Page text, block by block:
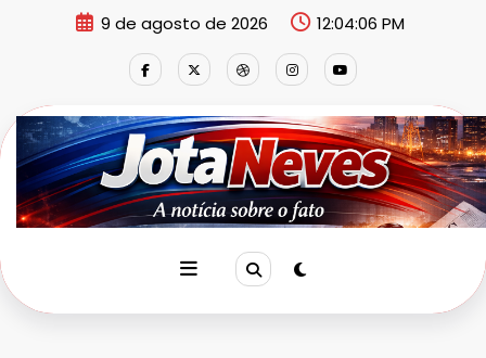
9 de agosto de 2026 12:04:06 PM